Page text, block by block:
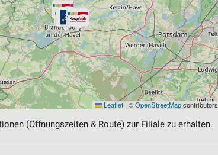
Leaflet | ©OpenStreetMapcontributors
(Öffnungszeiten & Route) zur Filiale zu erhalten.